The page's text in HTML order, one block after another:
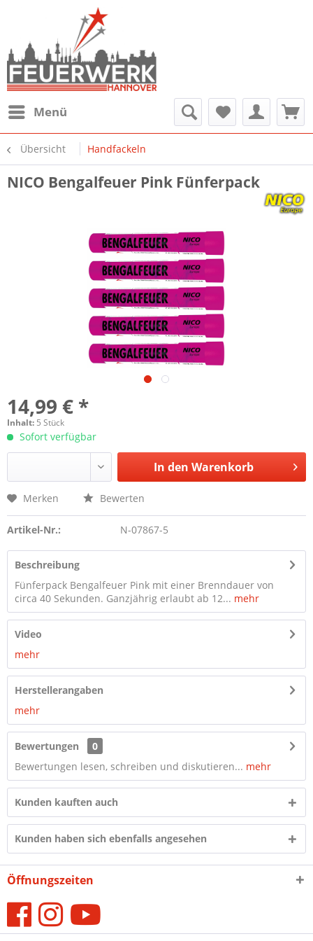
Menü
Übersicht Handfackeln
NICO Bengalfeuer Pink Fünferpack
14,99 € *
Inhalt: 5 Stück
Sofort verfügbar
In den Warenkorb
Merken Bewerten
Artikel-Nr.: N-07867-5
Beschreibung
Fünferpack Bengalfeuer Pink mit einer Brenndauer von
circa 40 Sekunden. Ganzjährig erlaubt ab 12... mehr
Video
mehr
Herstellerangaben
mehr
Bewertungen
0
Bewertungen lesen, schreiben und diskutieren... mehr
Kunden kauften auch
Kunden haben sich ebenfalls angesehen
Öffnungszeiten